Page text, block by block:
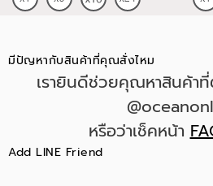
มีปัญหากับสินค้าที่คุณสั่งไหม
เรายินดีช่วยคุณหาสินค้า
หรือว่าเช็คหน้า
Add LINE Friend